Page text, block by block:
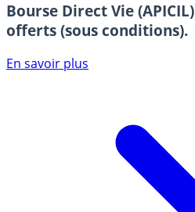
Bourse Direct Vie (APICIL)
offerts (sous conditions).
En savoir plus